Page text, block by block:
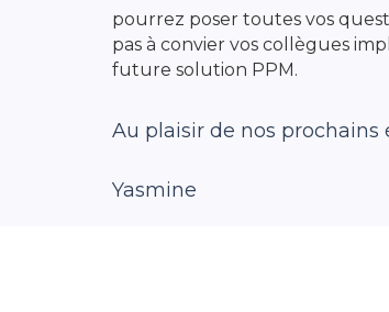
pourrez poser toutes vos
pas à convier vos collègues
future solution PPM.
Au plaisir de nos prochains
Yasmine